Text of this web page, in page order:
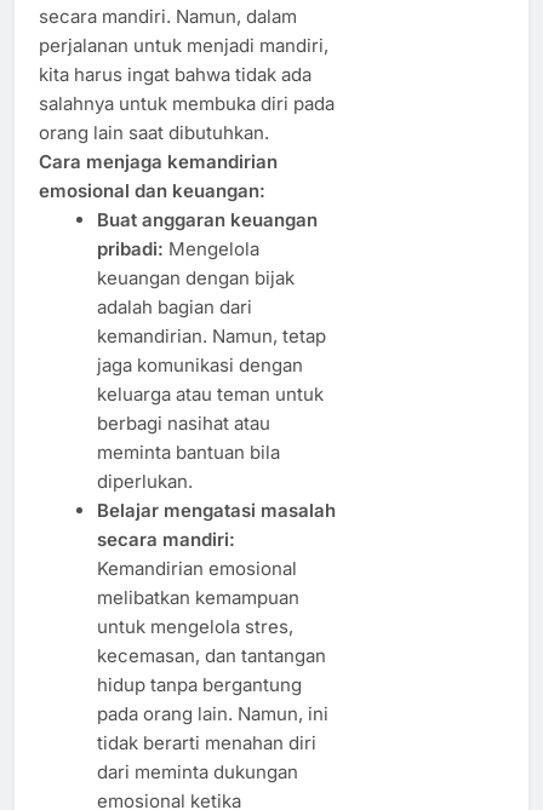
secara mandiri. Namun, dalam
perjalanan untuk menjadi mandiri,
kita harus ingat bahwa tidak ada
salahnya untuk membuka diri pada
orang lain saat dibutuhkan.
Cara menjaga kemandirian
emosional dan keuangan:
Buat anggaran keuangan
pribadi: Mengelola
keuangan dengan bijak
adalah bagian dari
kemandirian. Namun, tetap
jaga komunikasi dengan
keluarga atau teman untuk
berbagi nasihat atau
meminta bantuan bila
diperlukan.
Belajar mengatasi masalah
secara mandiri:
Kemandirian emosional
melibatkan kemampuan
untuk mengelola stres,
kecemasan, dan tantangan
hidup tanpa bergantung
pada orang lain. Namun, ini
tidak berarti menahan diri
dari meminta dukungan
emosional ketika